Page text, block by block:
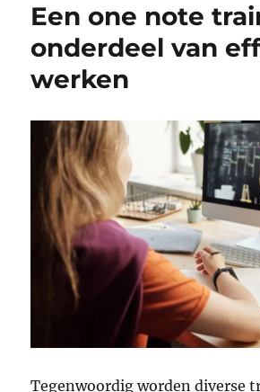
Een one note
onderdeel van
werken
Tegenwoordig worden diverse